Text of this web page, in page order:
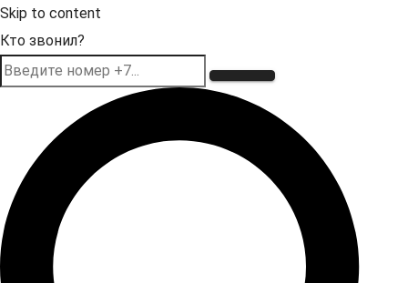
Skip to content
Кто звонил?